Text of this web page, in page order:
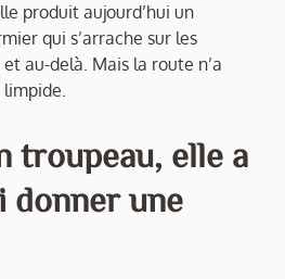
produit aujourd’hui un
qui s’arrache sur les
au-delà. Mais la route n’a
limpide.
troupeau, elle a
donner une